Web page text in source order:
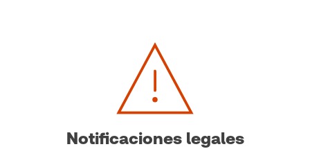
Notificaciones legales